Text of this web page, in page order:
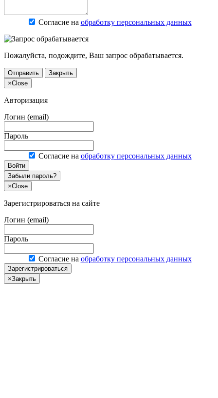
Согласие на обработку персональных данных
Пожалуйста, подождите, Ваш запрос обрабатывается.
Отправить
Закрыть
×Close
Авторизация
Логин (email)
Пароль
Согласие на обработку персональных данных
Войти
Забыли пароль?
×Close
Зарегистрироваться на сайте
Логин (email)
Пароль
Согласие на обработку персональных данных
Зарегистрироваться
×Закрыть